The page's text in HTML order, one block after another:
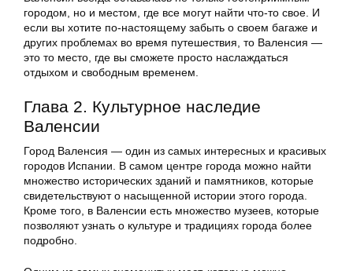
городом, но и местом, где все могут найти что-то свое. И
если вы хотите по-настоящему забыть о своем багаже и
других проблемах во время путешествия, то Валенсия —
это то место, где вы сможете просто наслаждаться
отдыхом и свободным временем.
Глава 2. Культурное наследие
Валенсии
Город Валенсия — один из самых интересных и красивых
городов Испании. В самом центре города можно найти
множество исторических зданий и памятников, которые
свидетельствуют о насыщенной истории этого города.
Кроме того, в Валенсии есть множество музеев, которые
позволяют узнать о культуре и традициях города более
подробно.